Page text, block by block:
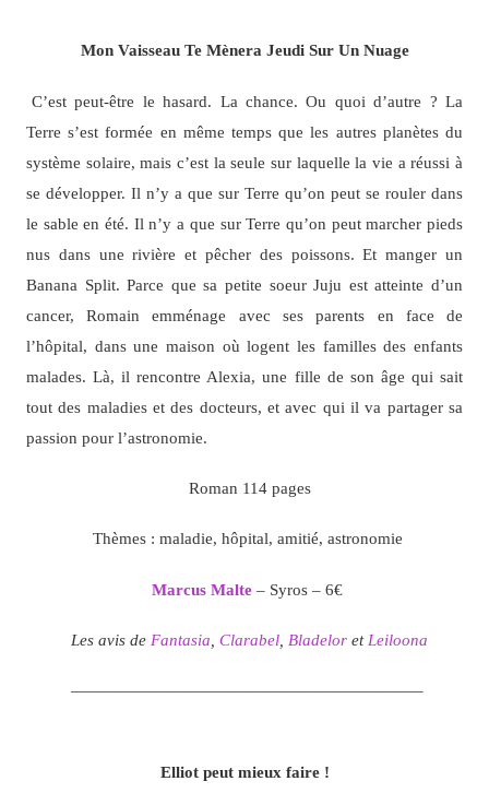
Mon Vaisseau Te Mènera Jeudi Sur Un Nuage
C’est peut-être le hasard. La chance. Ou quoi d’autre ? La
Terre s’est formée en même temps que les autres planètes du
système solaire, mais c’est la seule sur laquelle la vie a réussi à
se développer. Il n’y a que sur Terre qu’on peut se rouler dans
le sable en été. Il n’y a que sur Terre qu’on peut marcher pieds
nus dans une rivière et pêcher des poissons. Et manger un
Banana Split. Parce que sa petite soeur Juju est atteinte d’un
cancer, Romain emménage avec ses parents en face de
l’hôpital, dans une maison où logent les familles des enfants
malades. Là, il rencontre Alexia, une fille de son âge qui sait
tout des maladies et des docteurs, et avec qui il va partager sa
passion pour l’astronomie.
Roman 114 pages
Thèmes : maladie, hôpital, amitié, astronomie
Marcus Malte – Syros – 6€
Les avis de Fantasia Clarabel Bladelor et Leiloona
—————————————————————–
Elliot peut mieux faire !